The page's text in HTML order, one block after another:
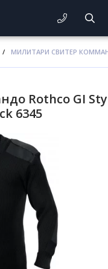
/ МИЛИТАРИ СВИТЕР КОММАНДО
Rothco GI
6345